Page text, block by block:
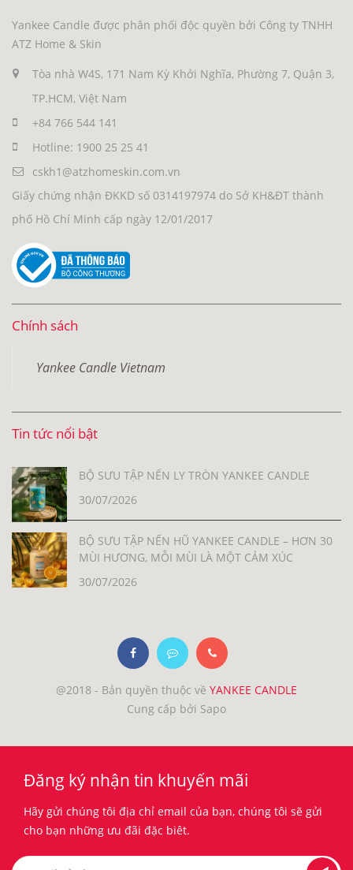
Yankee Candle được phân phối độc quyền bởi Công ty TNHH
ATZ Home & Skin
Tòa nhà W4S, 171 Nam Kỳ Khởi Nghĩa, Phường 7, Quận 3,
TP.HCM, Việt Nam
+84 766 544 141
Hotline: 1900 25 25 41
cskh1@atzhomeskin.com.vn
Giấy chứng nhận ĐKKD số 0314197974 do Sở KH&ĐT thành
phố Hồ Chí Minh cấp ngày 12/01/2017
Chính sách
Yankee Candle Vietnam
Tin tức nổi bật
BỘ SƯU TẬP NẾN LY TRÒN YANKEE CANDLE
30/07/2026
BỘ SƯU TẬP NẾN HŨ YANKEE CANDLE – HƠN 30
MÙI HƯƠNG, MỖI MÙI LÀ MỘT CẢM XÚC
30/07/2026
@2018 - Bản quyền thuộc về YANKEE CANDLE
Cung cấp bởi Sapo
Đăng ký nhận tin khuyến mãi
Hãy gửi chúng tôi địa chỉ email của bạn, chúng tôi sẽ gửi
cho bạn những ưu đãi đặc biêt.